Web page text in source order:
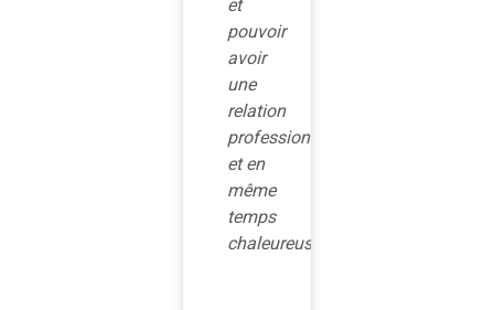
pouvoir
avoir
une
relation
professionnelle
et en
même
temps
chaleureuse.